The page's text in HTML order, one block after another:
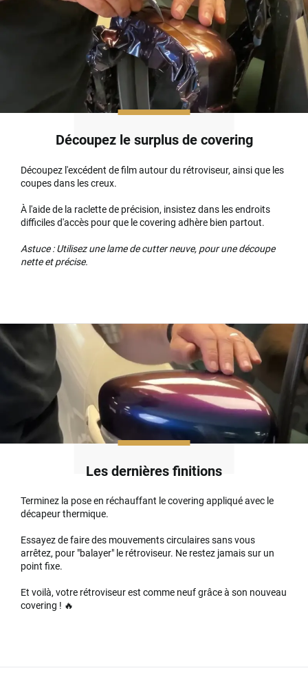
Découpez le surplus de covering
Découpez l'excédent de film autour du rétroviseur, ainsi que les
coupes dans les creux.
À l'aide de la raclette de précision, insistez dans les endroits
difficiles d'accès pour que le covering adhère bien partout.
Astuce : Utilisez une lame de cutter neuve, pour une découpe
nette et précise.
Les dernières finitions
Terminez la pose en réchauffant le covering appliqué avec le
décapeur thermique.
Essayez de faire des mouvements circulaires sans vous
arrêtez, pour "balayer" le rétroviseur. Ne restez jamais sur un
point fixe.
Et voilà, votre rétroviseur est comme neuf grâce à son nouveau
covering ! 🔥